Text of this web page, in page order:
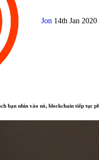
Jon 14th Jan 2020
bạn nhìn vào nó, blockchain tiếp tục